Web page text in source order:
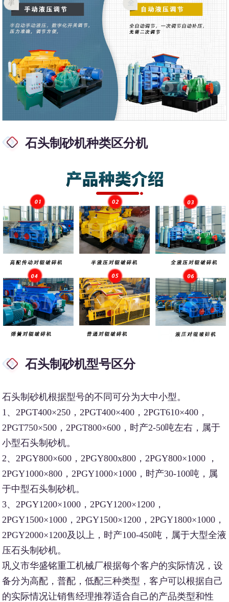
石头制砂机种类区分机
石头制砂机型号区分
石头制砂机根据型号的不同可分为大中小型。
1、2PGT400×250，2PGT400×400，2PGT610×400，
2PGT750×500，2PGT800×600，时产2-50吨左右，属于
小型石头制砂机。
2、2PGY800×600，2PGY800x800，2PGY800×1000 ，
2PGY1000×800，2PGY1000×1000，时产30-100吨，属
于中型石头制砂机。
3、2PGY1200×1000，2PGY1200×1200，
2PGY1500×1000，2PGY1500×1200，2PGY1800×1000，
2PGY2000×1200及以上，时产100-450吨，属于大型全液
压石头制砂机。
巩义市华盛铭重工机械厂根据每个客户的实际情况，设
备分为高配，普配，低配三种类型，客户可以根据自己
的实际情况让销售经理推荐适合自己的产品类型和性